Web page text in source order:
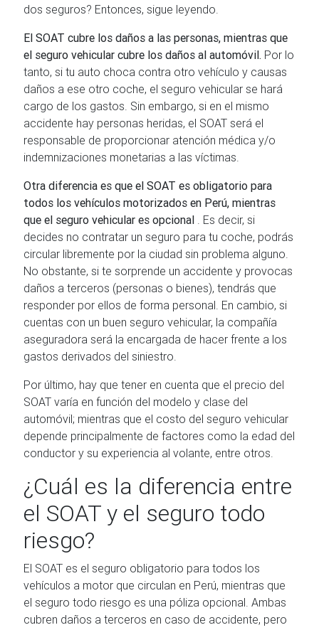
dos seguros? Entonces, sigue leyendo.
El SOAT cubre los daños a las personas, mientras que
el seguro vehicular cubre los daños al automóvil. Por lo
tanto, si tu auto choca contra otro vehículo y causas
daños a ese otro coche, el seguro vehicular se hará
cargo de los gastos. Sin embargo, si en el mismo
accidente hay personas heridas, el SOAT será el
responsable de proporcionar atención médica y/o
indemnizaciones monetarias a las víctimas.
Otra diferencia es que el SOAT es obligatorio para
todos los vehículos motorizados en Perú, mientras
que el seguro vehicular es opcional . Es decir, si
decides no contratar un seguro para tu coche, podrás
circular libremente por la ciudad sin problema alguno.
No obstante, si te sorprende un accidente y provocas
daños a terceros (personas o bienes), tendrás que
responder por ellos de forma personal. En cambio, si
cuentas con un buen seguro vehicular, la compañía
aseguradora será la encargada de hacer frente a los
gastos derivados del siniestro.
Por último, hay que tener en cuenta que el precio del
SOAT varía en función del modelo y clase del
automóvil; mientras que el costo del seguro vehicular
depende principalmente de factores como la edad del
conductor y su experiencia al volante, entre otros.
¿Cuál es la diferencia entre
el SOAT y el seguro todo
riesgo?
El SOAT es el seguro obligatorio para todos los
vehículos a motor que circulan en Perú, mientras que
el seguro todo riesgo es una póliza opcional. Ambas
cubren daños a terceros en caso de accidente, pero